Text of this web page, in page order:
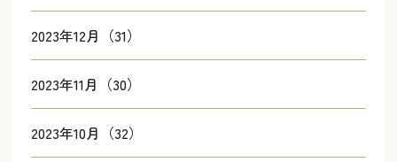
2023年12月（31）
2023年11月（30）
2023年10月（32）